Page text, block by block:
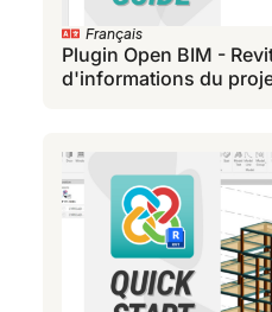
Français
Plugin Open BIM -
d'informations du